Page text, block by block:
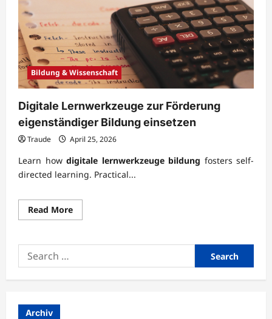
Bildung & Wissenschaft
Digitale Lernwerkzeuge zur Förderung
eigenständiger Bildung einsetzen
Traude April 25, 2026
Learn how digitale lernwerkzeuge bildung fosters self-
directed learning. Practical...
Read MoreRead
more
Lernwerkzeuge
eigenständiger
Bildung
Search
for:
Archiv